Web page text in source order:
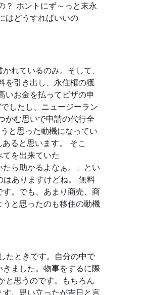
？ ホントにず～っと末永
はどうすればいいの
れているのみ。そして、
を引き出し、永住権の獲
いお金を払ってビザの申
したし、ニュージーラン
かむ思いで申請の代行全
と思った動機になってい
ると思います。 そこ
を出来ていた
ら助かるよなぁ。」とい
はありますけどね。 無料
。でも、あまり商売、商
と思ったのも移住の動機
たときです。自分の中で
ました。物事をするに際
と思うのです。もちろん
。思い立ったが吉日と言